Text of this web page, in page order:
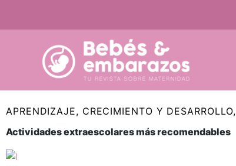
APRENDIZAJE, CRECIMIENTO Y DESARROLLO,
Actividades extraescolares más recomendables